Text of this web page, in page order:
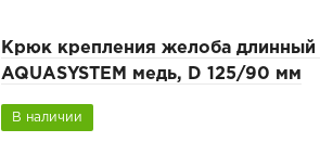
Крюк крепления желоба
AQUASYSTEM медь, D 125/90 мм
В наличии